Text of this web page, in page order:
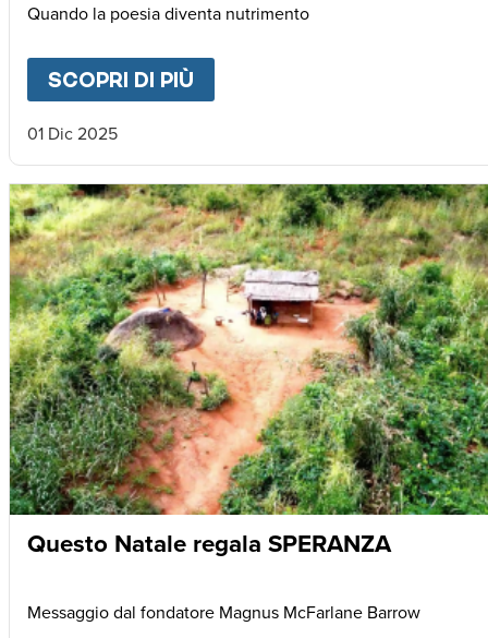
Quando la poesia diventa nutrimento
SCOPRI DI PIÙ
01 Dic 2025
Questo Natale regala SPERANZA
Messaggio dal fondatore Magnus McFarlane Barrow